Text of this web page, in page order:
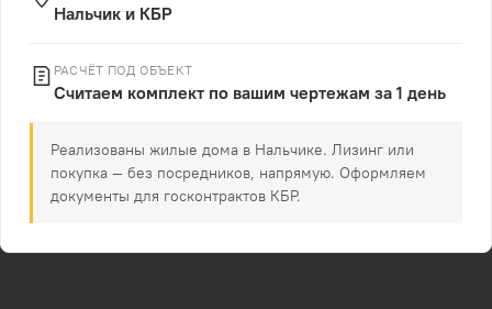
Нальчик и КБР
РАСЧЁТ ПОД ОБЪЕКТ
Считаем комплект по вашим чертежам за 1 день
Реализованы жилые дома в Нальчике. Лизинг или
покупка — без посредников, напрямую. Оформляем
документы для госконтрактов КБР.